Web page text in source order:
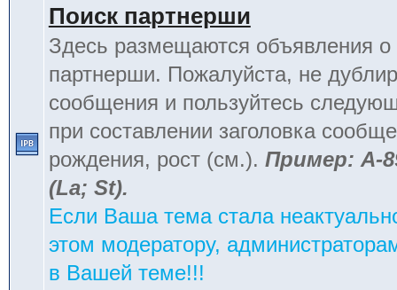
Поиск партнерши
Здесь размещаются объявления о
партнерши. Пожалуйста, не
сообщения и пользуйтесь
при составлении заголовка
рождения, рост (см.). Пример: А-
(La; St).
Если Ваша тема стала
этом модератору,
в Вашей теме!!!